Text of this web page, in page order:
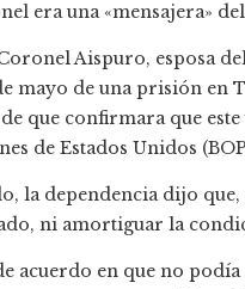
era una «mensajera»
Aispuro, esposa
mayo de una prisión en
que confirmara que
de Estados Unidos
la dependencia dijo
ni amortiguar la
acuerdo en que no